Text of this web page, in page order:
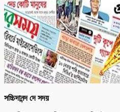
সচ্চিদানন্দ দে সদয়